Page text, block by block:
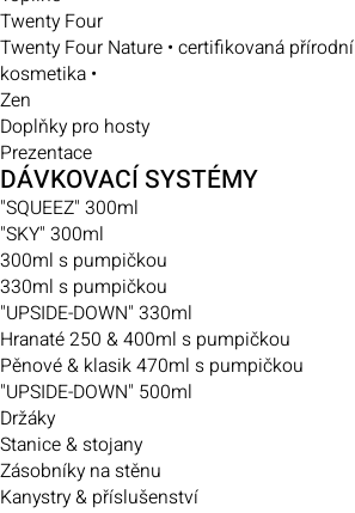
Twenty Four
Twenty Four Nature • certifikovaná přírodní
kosmetika •
Zen
Doplňky pro hosty
Prezentace
DÁVKOVACÍ SYSTÉMY
"SQUEEZ" 300ml
"SKY" 300ml
300ml s pumpičkou
330ml s pumpičkou
"UPSIDE-DOWN" 330ml
Hranaté 250 & 400ml s pumpičkou
Pěnové & klasik 470ml s pumpičkou
"UPSIDE-DOWN" 500ml
Držáky
Stanice & stojany
Zásobníky na stěnu
Kanystry & příslušenství